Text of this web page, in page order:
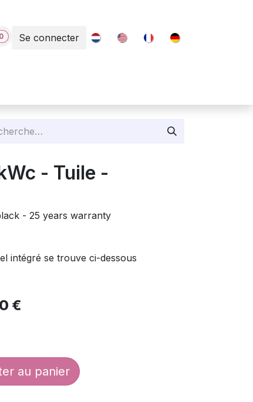
0 Se connecter
- Tuile -
- 25 years warranty
intégré se trouve ci-dessous
€
au panier